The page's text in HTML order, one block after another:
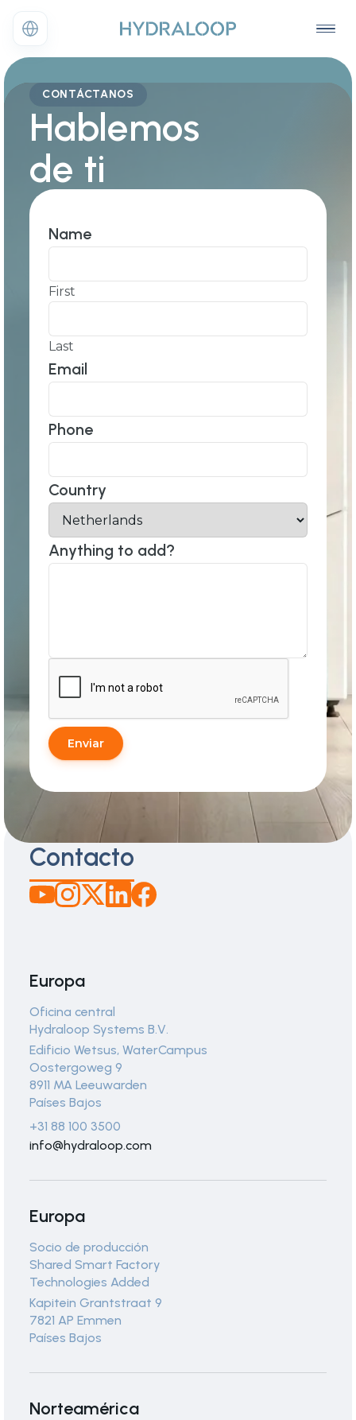
CONTÁCTANOS
Hablemos
de ti
Name
First
Last
Email
Phone
Country
Anything to add?
Enviar
Contacto
Europa
Oficina central
Hydraloop Systems B.V.
Edificio Wetsus, WaterCampus
Oostergoweg 9
8911 MA Leeuwarden
Países Bajos
+31 88 100 3500
info@hydraloop.com
Europa
Socio de producción
Shared Smart Factory
Technologies Added
Kapitein Grantstraat 9
7821 AP Emmen
Países Bajos
Norteamérica